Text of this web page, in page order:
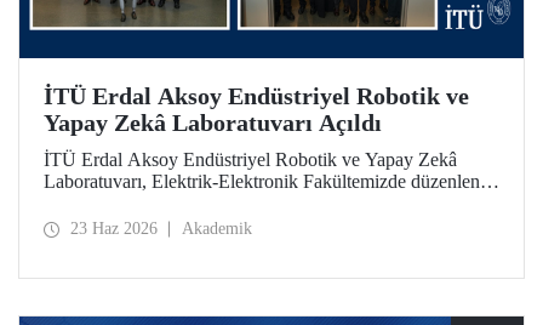
İTÜ Erdal Aksoy Endüstriyel Robotik ve
Yapay Zekâ Laboratuvarı Açıldı
İTÜ Erdal Aksoy Endüstriyel Robotik ve Yapay Zekâ
Laboratuvarı, Elektrik-Elektronik Fakültemizde düzenlenen
23 Haz 2026 Akademik